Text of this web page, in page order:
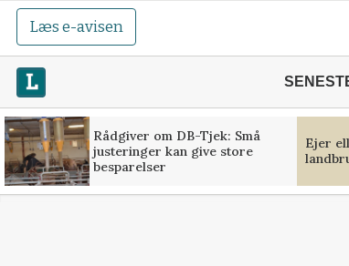
Læs e-avisen
Rådgiver om DB-Tjek: Små
justeringer kan give store
besparelser
Ejer